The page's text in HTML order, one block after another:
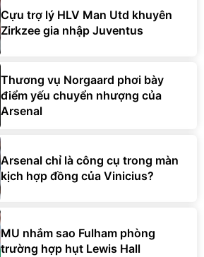
Cựu trợ lý HLV Man Utd khuyên
Zirkzee gia nhập Juventus
Thương vụ Norgaard phơi bày
điểm yếu chuyển nhượng của
Arsenal
Arsenal chỉ là công cụ trong màn
kịch hợp đồng của Vinicius?
MU nhắm sao Fulham phòng
trường hợp hụt Lewis Hall